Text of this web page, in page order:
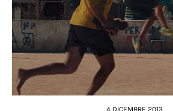
4 DICEMBRE 2013